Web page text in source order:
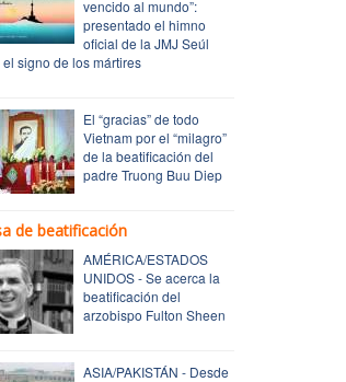
vencido al mundo”:
presentado el himno
oficial de la JMJ Seúl
signo de los mártires
El “gracias” de todo
Vietnam por el “milagro”
de la beatificación del
padre Truong Buu Diep
de beatificación
AMÉRICA/ESTADOS
UNIDOS - Se acerca la
beatificación del
arzobispo Fulton Sheen
ASIA/PAKISTÁN - Desde